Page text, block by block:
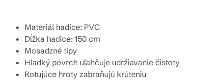
Materiál hadice: PVC
Dĺžka hadice: 150 cm
Mosadzné tipy
Hladký povrch uľahčuje udržiavanie čistoty
Rotujúce hroty zabraňujú krúteniu